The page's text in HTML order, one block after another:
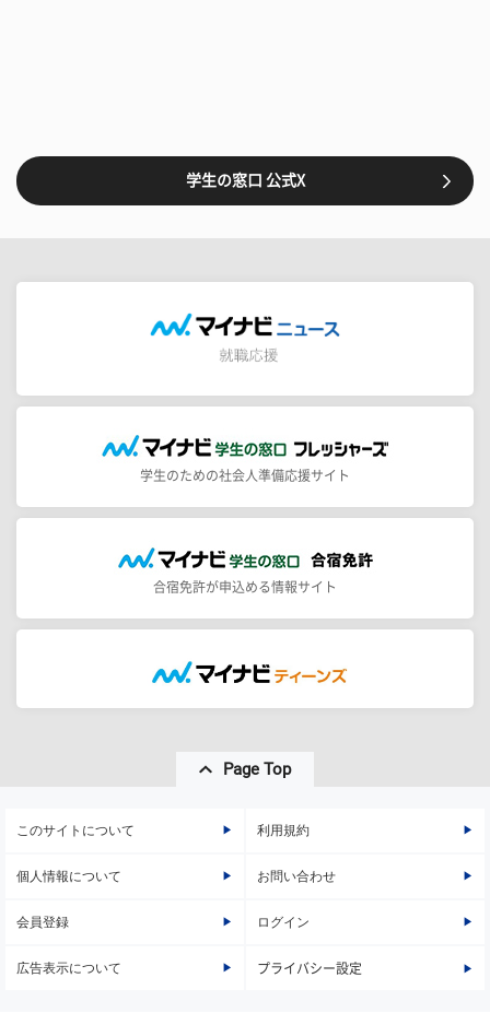
学生の窓口 公式X
学生のための社会人準備応援サイト
合宿免許が申込める情報サイト
Page Top
このサイトについて 利用規約
個人情報について お問い合わせ
会員登録 ログイン
広告表示について プライバシー設定